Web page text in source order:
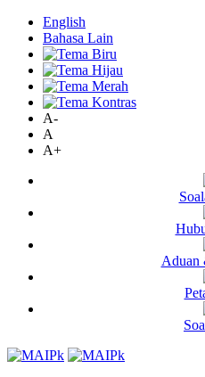
English
Bahasa Lain
A-
A
A+
Aduan